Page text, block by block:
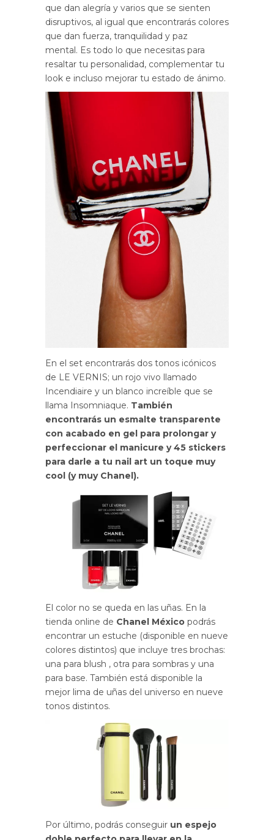
que dan alegría y varios que se sienten
disruptivos, al igual que encontrarás colores
que dan fuerza, tranquilidad y paz
mental. Es todo lo que necesitas para
resaltar tu personalidad, complementar tu
look e incluso mejorar tu estado de ánimo.
En el set encontrarás dos tonos icónicos
de LE VERNIS; un rojo vivo llamado
Incendiaire y un blanco increíble que se
llama Insomniaque. También
encontrarás un esmalte transparente
con acabado en gel para prolongar y
perfeccionar el manicure y 45 stickers
para darle a tu nail art un toque muy
cool (y muy Chanel).
El color no se queda en las uñas. En la
tienda online de Chanel México podrás
encontrar un estuche (disponible en nueve
colores distintos) que incluye tres brochas:
una para blush , otra para sombras y una
para base. También está disponible la
mejor lima de uñas del universo en nueve
tonos distintos.
Por último, podrás conseguir un espejo